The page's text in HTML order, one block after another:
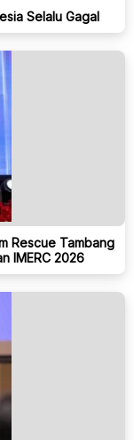
Selalu Gagal
Rescue Tambang
IMERC 2026